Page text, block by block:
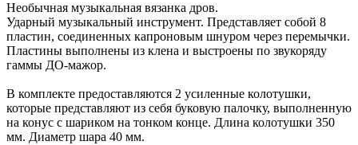
Необычная музыкальная вязанка дров.
Ударный музыкальный инструмент. Представляет собой 8
пластин, соединенных капроновым шнуром через перемычки.
Пластины выполнены из клена и выстроены по звукоряду
гаммы ДО-мажор.
В комплекте предоставляются 2 усиленные колотушки,
которые представляют из себя буковую палочку, выполненную
на конус с шариком на тонком конце. Длина колотушки 350
мм. Диаметр шара 40 мм.